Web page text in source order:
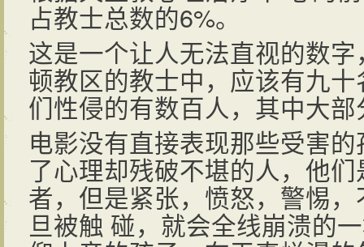
占教士总数的6%。
这是一个让人无法直视的数
顿教区的教士中，应该有九
们性侵的有数百人，其中大
电影没有直接表现那些受害
了心理却残破不堪的人，他
者，但是紧张，愤怒，警惕
旦被触 碰，就会全线崩溃的